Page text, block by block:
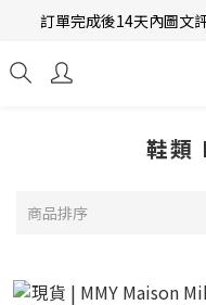
新會員招募中
訂單完成後14天內圖文
新會員招募
鞋類
商品排序